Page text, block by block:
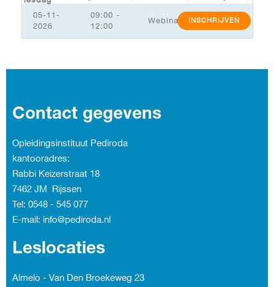
05-11-
2026
09:00 -
12:00
Webinar INSCHRIJVEN
Contact gegevens
Opleidingsinstituut Pediroda
kantooradres:
Rabbi Keizerstraat 18
7462 JM Rijssen
Tel: 0548 - 545 077
E-mail: info@pediroda.nl
Leslocaties
Almelo - Van Den Broekeweg 23